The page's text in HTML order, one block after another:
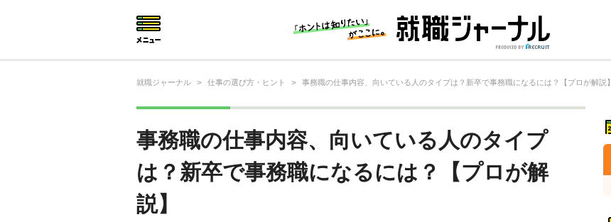
就職ジャーナル > 仕事の選び方・ヒント > 事務職の仕事内容、向いている人のタイプは？新卒で事務職になるには？【プロが解説】
事務職の仕事内容、向いている人のタイプ
は？新卒で事務職になるには？【プロが解
説】
仕事の選び方・ヒント
仕事とは？
就活コラム